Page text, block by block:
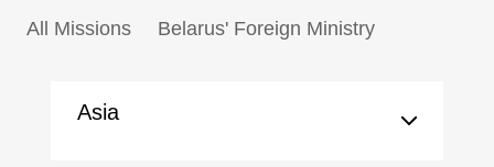
All Missions Belarus' Foreign Ministry
Asia